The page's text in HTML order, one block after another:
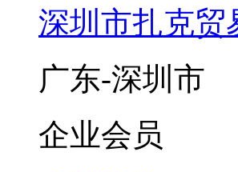
深圳市扎克贸
广东-深圳市
企业会员